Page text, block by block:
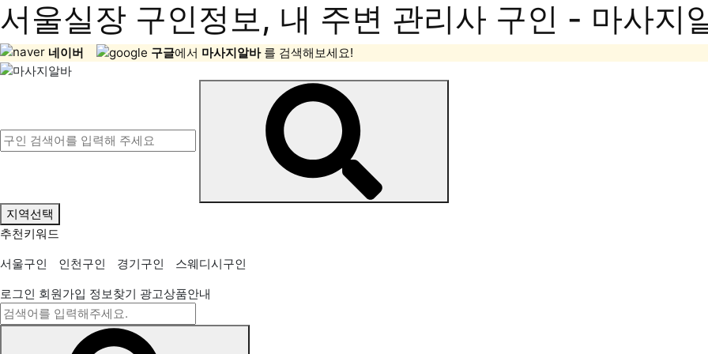
서울실장 구인정보, 내 주변 관리사 구인 - 마사지
네이버 구글에서 마사지알바 를 검색해보세요!
지역선택
추천키워드
서울구인
인천구인 경기구인
스웨디시구인
로그인 회원가입 정보찾기 광고상품안내